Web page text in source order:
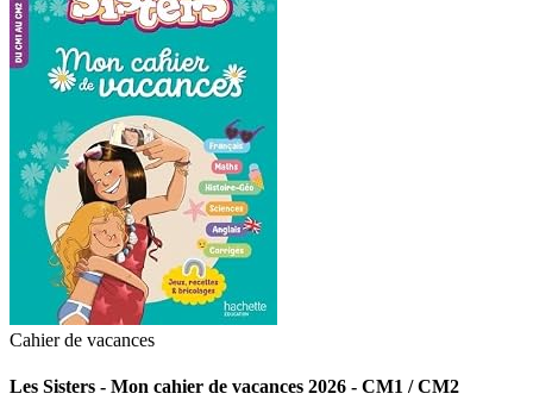
Cahier de vacances
Les Sisters - Mon cahier de vacances 2026 - CM1 / CM2